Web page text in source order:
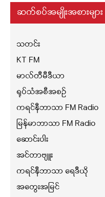
ဆက်စပ်အမျိုးအစားများ
သတင်း
KT FM
မာလ်တီမီဒီယာ
ရုပ်သံအစီအစဉ်
ကရင်နီဘာသာ FM Radio
မြန်မာဘာသာ FM Radio
ဆောင်းပါး
အင်တာဗျူး
ကရင်နီဘာသာ ရေဒီယို
အတွေးအမြင်